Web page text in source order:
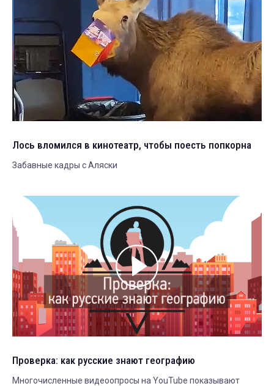
Лось вломился в кинотеатр, чтобы поесть попкорна
Забавные кадры с Аляски
Проверка: как русские знают географию
Многочисленные видеоопросы на YouTube показывают